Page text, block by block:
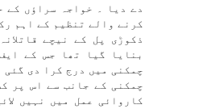
دے دیا ۔ خواجہ سراؤں کے
کرنے والے تنظیم کے اہم
ذکوڑی پل کے نیچے
بنایا گیا تھا جس کے
چمکنی میں درج کرا دی گئی
چمکنی کے جانب سے اس پر
کاروائی عمل میں نہیں